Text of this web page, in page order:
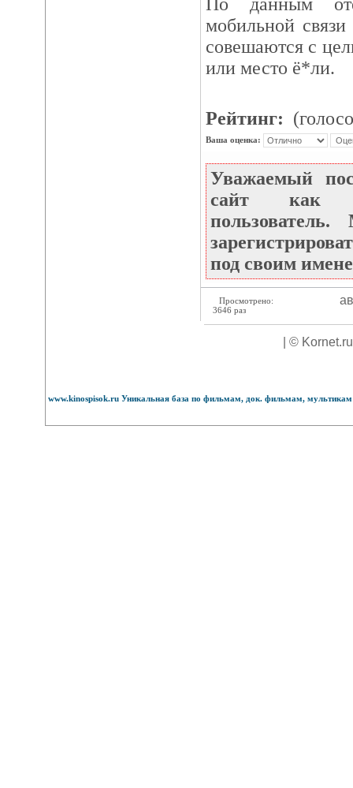
мобильной
совешаются с
или место ё*ли.
Рейтинг:
Ваша оценка:
Уважаемый
сайт как
под своим
Просмотрено:
3646 раз
| ©
www.kinospisok.ru Уникальная база по фильмам, док. фильмам,